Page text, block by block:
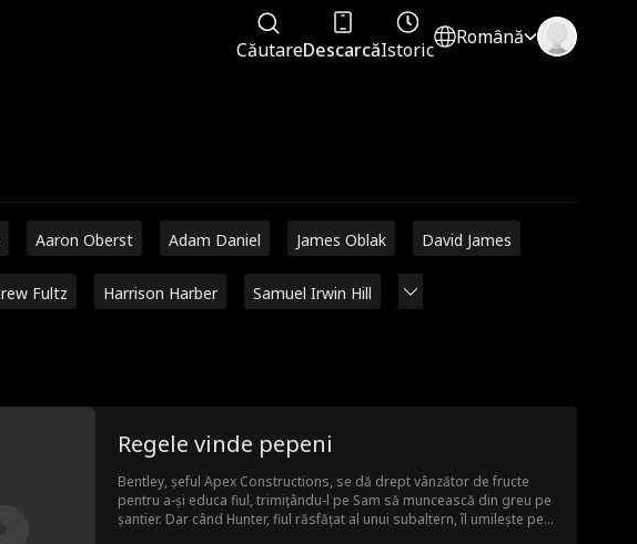
CăutareDescarcăIstoric
Română
Aaron Oberst Adam Daniel James Oblak David James
Fultz Harrison Harber Samuel Irwin Hill
Regele vinde pepeni
Bentley, șeful Apex Constructions, se dă drept vânzător de fructe
pentru a-și educa fiul, trimițându-l pe Sam să muncească din greu pe
șantier. Dar când Hunter, fiul răsfățat al unui subaltern, îl umilește pe